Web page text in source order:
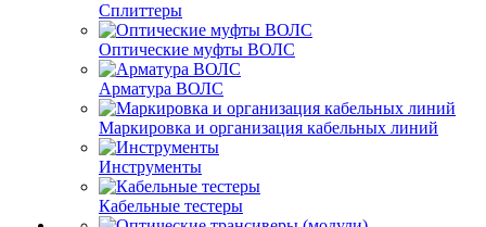
Сплиттеры
Оптические муфты ВОЛС
Арматура ВОЛС
Маркировка и организация кабельных линий
Инструменты
Кабельные тестеры